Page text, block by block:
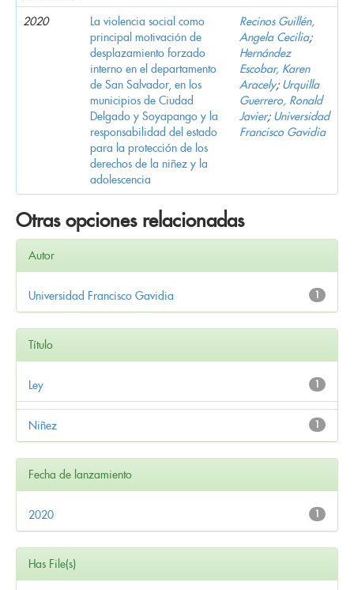
2020
La violencia social como
principal motivación de
desplazamiento forzado
interno en el departamento
de San Salvador, en los
municipios de Ciudad
Delgado y Soyapango y la
responsabilidad del estado
para la protección de los
derechos de la niñez y la
adolescencia
Recinos Guillén,
Angela Cecilia;
Hernández
Escobar, Karen
Aracely; Urquilla
Guerrero, Ronald
Javier; Universidad
Francisco Gavidia
Otras opciones relacionadas
Autor
1
Universidad Francisco Gavidia
Título
1
Ley
1
Niñez
Fecha de lanzamiento
1
2020
Has File(s)